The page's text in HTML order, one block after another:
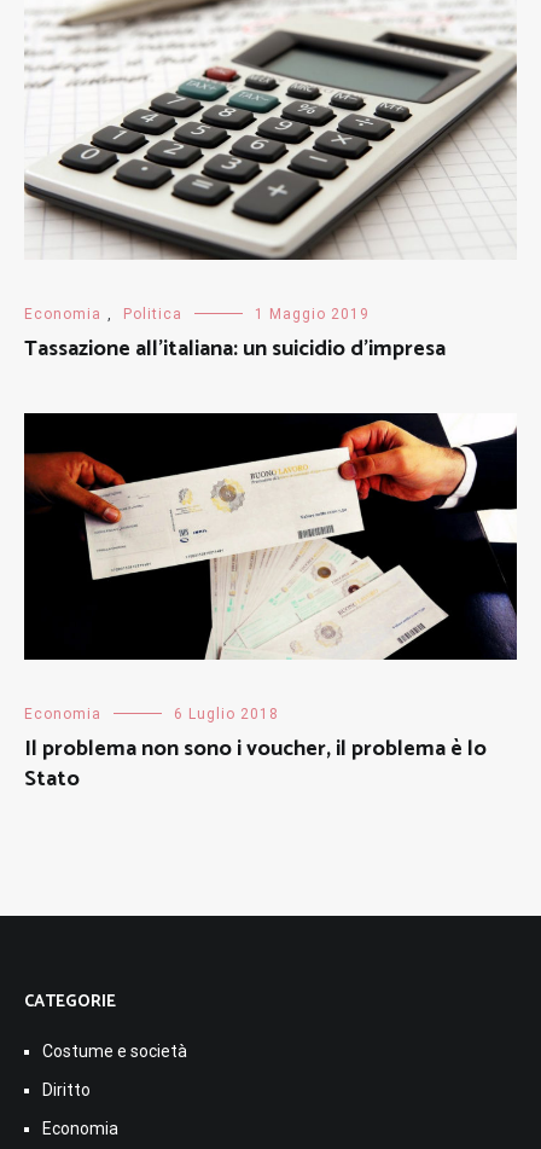
Economia , Politica 1 Maggio 2019
Tassazione all’italiana: un suicidio d’impresa
Economia 6 Luglio 2018
Il problema non sono i voucher, il problema è lo
Stato
CATEGORIE
Costume e società
Diritto
Economia